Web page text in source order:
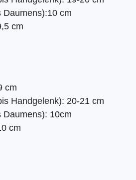
Daumens):10 cm
cm
cm
Handgelenk): 20-21 cm
Daumens): 10cm
cm